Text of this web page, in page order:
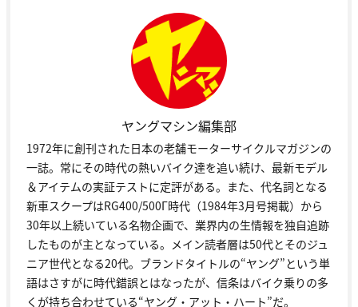
ヤングマシン編集部
1972年に創刊された日本の老舗モーターサイクルマガジンの
一誌。常にその時代の熱いバイク達を追い続け、最新モデル
＆アイテムの実証テストに定評がある。また、代名詞となる
新車スクープはRG400/500Γ時代（1984年3月号掲載）から
30年以上続いている名物企画で、業界内の生情報を独自追跡
したものが主となっている。メイン読者層は50代とそのジュ
ニア世代となる20代。ブランドタイトルの“ヤング”という単
語はさすがに時代錯誤とはなったが、信条はバイク乗りの多
くが持ち合わせている“ヤング・アット・ハート”だ。